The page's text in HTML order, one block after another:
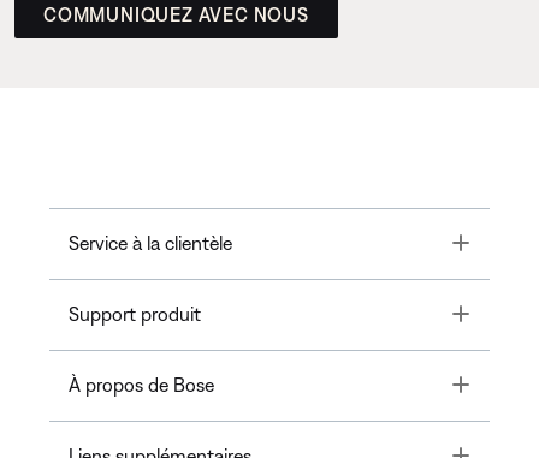
COMMUNIQUEZ AVEC NOUS
Service à la clientèle Toggle
Support produit Toggle
À propos de Bose Toggle
Toggle